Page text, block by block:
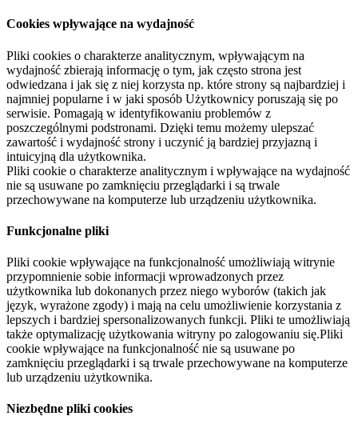
Cookies wpływające na wydajność
Pliki cookies o charakterze analitycznym, wpływającym na
wydajność zbierają informację o tym, jak często strona jest
odwiedzana i jak się z niej korzysta np. które strony są najbardziej i
najmniej popularne i w jaki sposób Użytkownicy poruszają się po
serwisie. Pomagają w identyfikowaniu problemów z
poszczególnymi podstronami. Dzięki temu możemy ulepszać
zawartość i wydajność strony i uczynić ją bardziej przyjazną i
intuicyjną dla użytkownika.
Pliki cookie o charakterze analitycznym i wpływające na wydajność
nie są usuwane po zamknięciu przeglądarki i są trwale
przechowywane na komputerze lub urządzeniu użytkownika.
Funkcjonalne pliki
Pliki cookie wpływające na funkcjonalność umożliwiają witrynie
przypomnienie sobie informacji wprowadzonych przez
użytkownika lub dokonanych przez niego wyborów (takich jak
język, wyrażone zgody) i mają na celu umożliwienie korzystania z
lepszych i bardziej spersonalizowanych funkcji. Pliki te umożliwiają
także optymalizację użytkowania witryny po zalogowaniu się.Pliki
cookie wpływające na funkcjonalność nie są usuwane po
zamknięciu przeglądarki i są trwale przechowywane na komputerze
lub urządzeniu użytkownika.
Niezbędne pliki cookies